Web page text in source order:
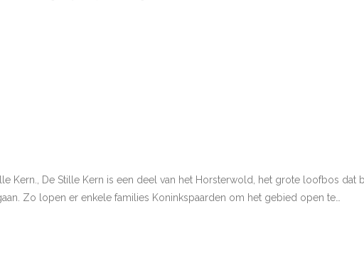
Kern., De Stille Kern is een deel van het Horsterwold, het grote loofbos dat
Zo lopen er enkele families Koninkspaarden om het gebied open te…